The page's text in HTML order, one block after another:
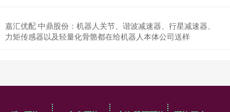
嘉汇优配 中鼎股份：机器人关节、谐波减速器、行星减速器、
力矩传感器以及轻量化骨骼都在给机器人本体公司送样